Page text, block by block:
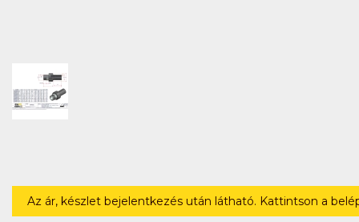
Az ár, készlet bejelentkezés után látható. Kattintson a